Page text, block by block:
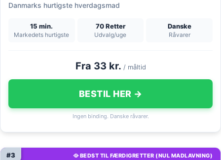
Danmarks hurtigste hverdagsmad
15 min.
Markedets hurtigste
70 Retter
Udvalg/uge
Danske
Råvarer
Fra 33 kr. / måltid
BESTIL HER →
Ingen binding. Danske råvarer.
🥘 BEDST TIL FÆRDIGRETTER (NUL MADLAVNING)
#3